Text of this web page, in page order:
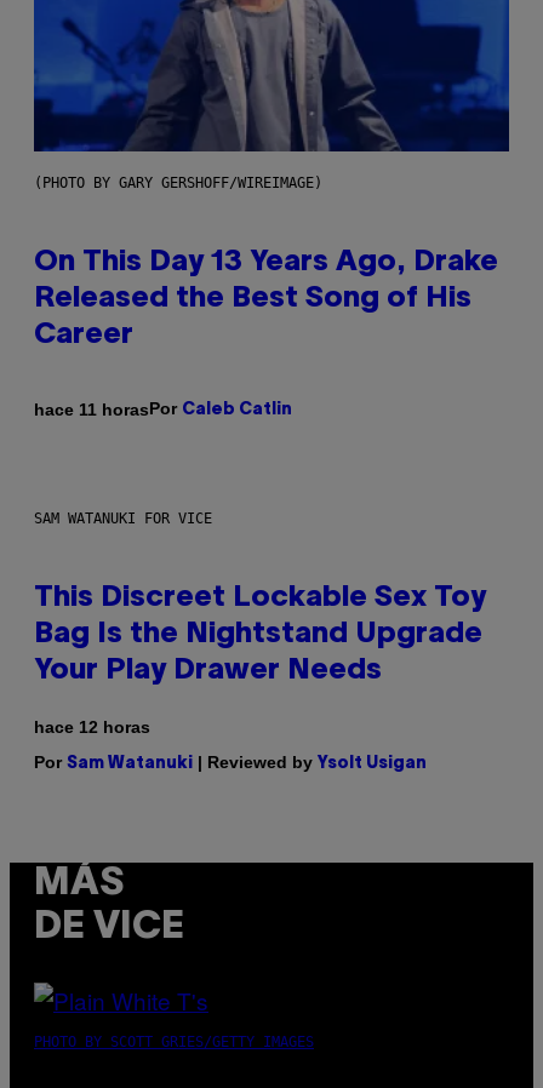
(PHOTO BY GARY GERSHOFF/WIREIMAGE)
On This Day 13 Years Ago, Drake
Released the Best Song of His
Career
hace 11 horasPor Caleb Catlin
SAM WATANUKI FOR VICE
This Discreet Lockable Sex Toy
Bag Is the Nightstand Upgrade
Your Play Drawer Needs
hace 12 horas
Por Sam Watanuki | Reviewed by Ysolt Usigan
MÁS
DE VICE
PHOTO BY SCOTT GRIES/GETTY IMAGES